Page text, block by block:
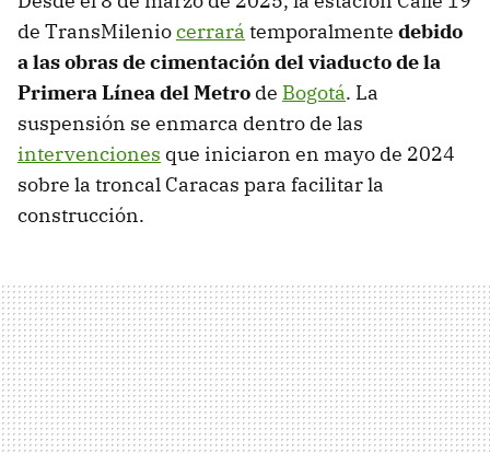
de TransMileniocerrará temporalmente debido
a las obras de cimentación del viaducto de la
Primera Línea del Metro de Bogotá. La
suspensión se enmarca dentro de las
intervenciones que iniciaron en mayo de 2024
sobre la troncal Caracas para facilitar la
construcción.